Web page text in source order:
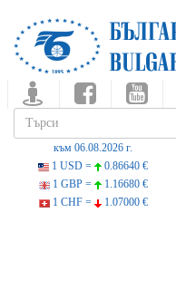
към 06.08.2026 г.
1 USD =
0.86640 €
1 GBP =
1.16680 €
1 CHF =
1.07000 €